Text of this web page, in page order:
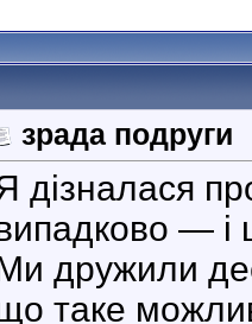
зрада подруги
дізналася
— і
дружили
таке